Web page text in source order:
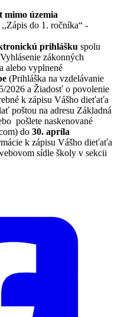
mimo územia
do 1. ročníka“ -
prihlášku spolu
zákonných
alebo vyplnené
(Prihláška na vzdelávanie
2026 a Žiadosť o povolenie
k zápisu Vášho dieťaťa
poštou na adresu Základná
pošlete naskenované
do 30. apríla
k zápisu Vášho dieťaťa
sídle školy v sekcii